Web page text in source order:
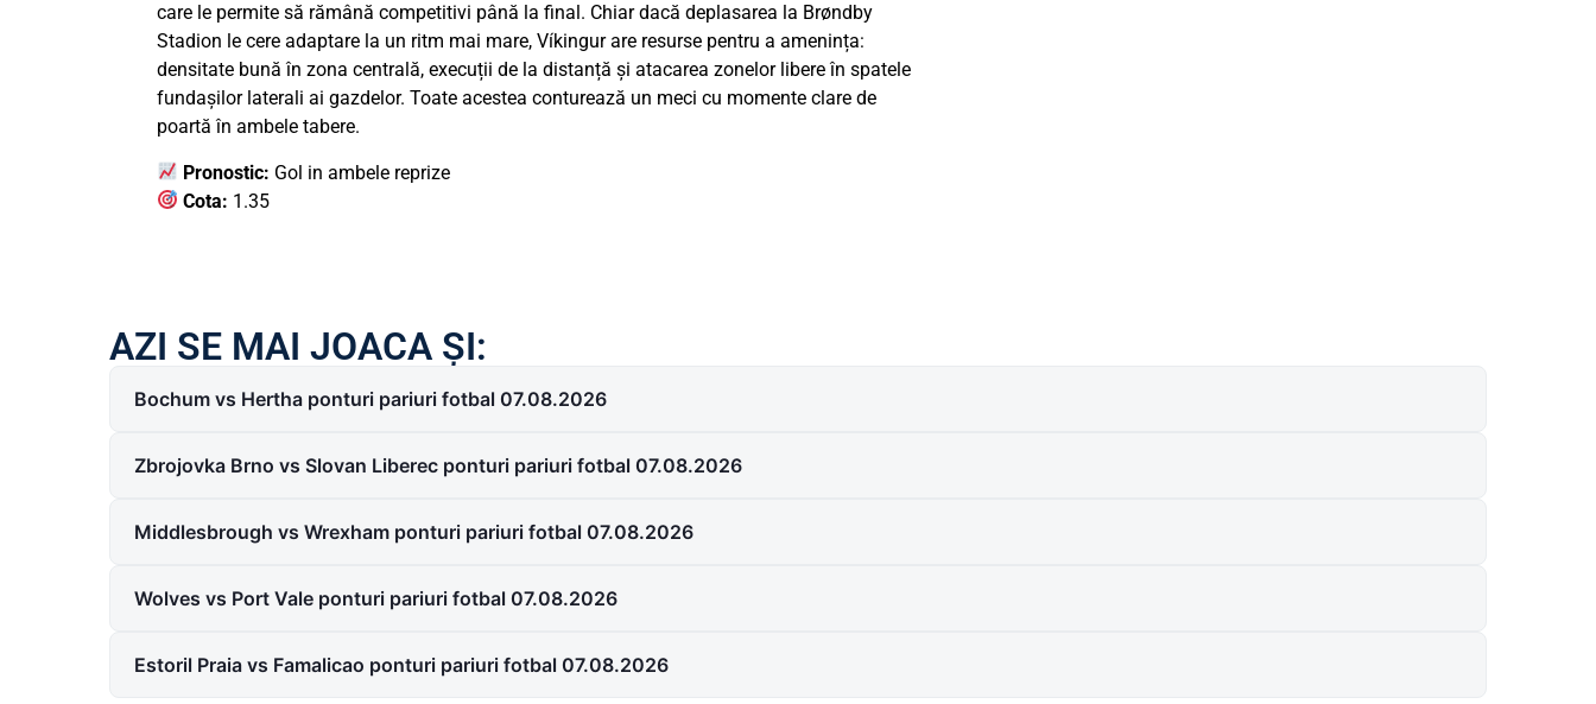
care le permite să rămână competitivi până la final. Chiar dacă deplasarea la Brøndby
Stadion le cere adaptare la un ritm mai mare, Víkingur are resurse pentru a amenința:
densitate bună în zona centrală, execuții de la distanță și atacarea zonelor libere în spatele
fundașilor laterali ai gazdelor. Toate acestea conturează un meci cu momente clare de
poartă în ambele tabere.
Pronostic: Gol in ambele reprize
Cota: 1.35
AZI SE MAI JOACA ȘI:
Bochum vs Hertha ponturi pariuri fotbal 07.08.2026
Zbrojovka Brno vs Slovan Liberec ponturi pariuri fotbal 07.08.2026
Middlesbrough vs Wrexham ponturi pariuri fotbal 07.08.2026
Wolves vs Port Vale ponturi pariuri fotbal 07.08.2026
Estoril Praia vs Famalicao ponturi pariuri fotbal 07.08.2026